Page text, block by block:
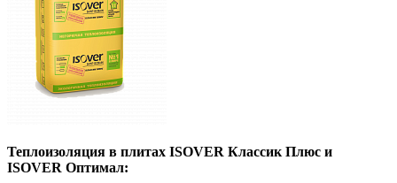
Теплоизоляция в плитах ISOVER Классик Плюс и
ISOVER Оптимал: